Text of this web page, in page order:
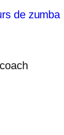
de zumba